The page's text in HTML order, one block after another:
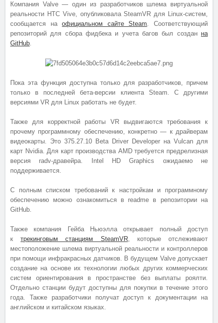
Компания Valve — один из разработчиков шлема виртуальной
реальности HTC Vive, опубликовала SteamVR для Linux-систем,
сообщается наофициальном сайте Steam. Соответствующий
репозиторий для сбора фидбека и учета багов был создан на
GitHub.
Пока эта функция доступна только для разработчиков, причем
только в последней бета-версии клиента Steam. С другими
версиями VR для Linux работать не будет.
Также для корректной работы VR выдвигаются требования к
прочему программному обеспечению, конкретно — к драйверам
видеокарты. Это 375.27.10 Beta Driver Developer на Vulcan для
карт Nvidia. Для карт производства AMD требуется предрелизная
версия radv-дравейра. Intel HD Graphics ожидаемо не
поддерживается.
С полным списком требований к настройкам и программному
обеспечению можно ознакомиться в readme в репозитории на
GitHub.
Также компания Гейба Ньюэлла открывает полный доступ
ктрекинговым станциям SteamVR, которые отслеживают
местоположение шлема виртуальной реальности и контроллеров
при помощи инфракрасных датчиков. В будущем Valve допускает
создание на основе их технологии любых других коммерческих
систем ориентирования в пространстве без выплаты роялти.
Отдельно станции будут доступны для покупки в течение этого
года. Также разработчики получат доступ к документации на
английском и китайском языках.